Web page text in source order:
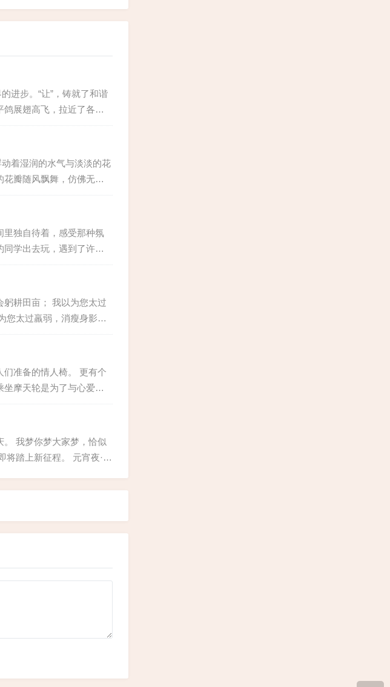
进步。“让”，铸就了和谐
展翅高飞，拉近了各国
。 俄罗斯蹦床女将卡拉瓦
着湿润的水气与淡淡的花
瓣随风飘舞，仿佛无数
絮轻轻落在肩头，心中泛
里独自待着，感受那种氛
学出去玩，遇到了许多
和。看着来往的行人，一
耕田亩； 我以为您太过
您太过羸弱，消瘦身影唤
太过低贱，农民之称谓您
准备的情人椅。 更有个
摩天轮是为了与心爱之
椅缓缓升起，在越来越高
我梦你梦大家梦，恰似
将踏上新征程。 元宵夜·秦